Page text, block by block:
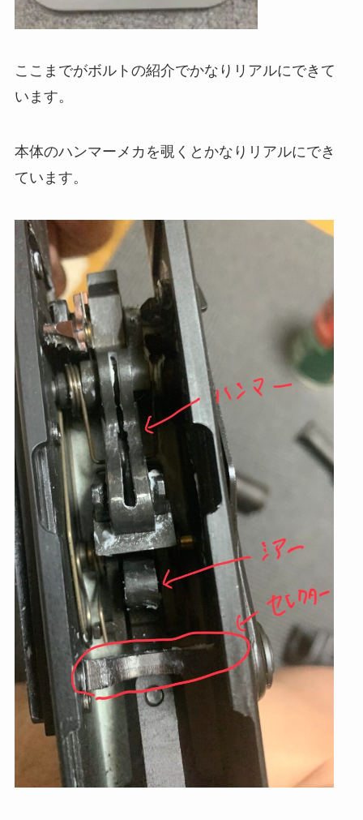
ここまでがボルトの紹介でかなりリアルにできて
います。
本体のハンマーメカを覗くとかなりリアルにでき
ています。